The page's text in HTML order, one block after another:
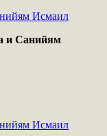
и Санийям